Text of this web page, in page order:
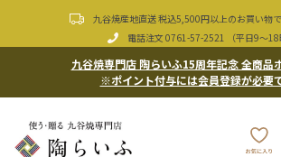
九谷焼産地直送 税込5,500円以上のお買い物
電話注文 0761-57-2521 （平日9〜18
九谷焼専門店 陶らいふ15周年記念 全商品
※ポイント付与には会員登録が必要で